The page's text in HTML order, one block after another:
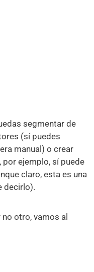
segmentar de
(sí puedes
manual) o crear
ejemplo, sí puede
claro, esta es una
decirlo).
otro, vamos al